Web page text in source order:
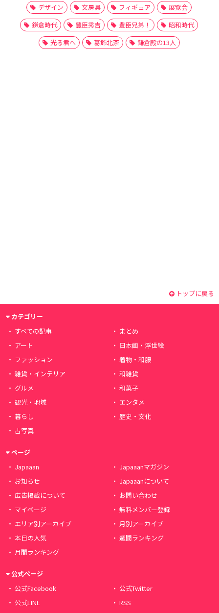
デザイン
文房具 フィギュア
展覧会
鎌倉時代
豊臣秀吉 豊臣兄弟！
昭和時代
光る君へ
葛飾北斎 鎌倉殿の13人
トップに戻る
カテゴリー
すべての記事
まとめ
アート
日本画・浮世絵
ファッション
着物・和服
雑貨・インテリア
和雑貨
グルメ
和菓子
観光・地域
エンタメ
暮らし
歴史・文化
古写真
ページ
Japaaan
Japaaanマガジン
お知らせ
Japaaanについて
広告掲載について
お問い合わせ
マイページ
無料メンバー登録
エリア別アーカイブ
月別アーカイブ
本日の人気
週間ランキング
月間ランキング
公式ページ
公式Facebook
公式Twitter
公式LINE
RSS